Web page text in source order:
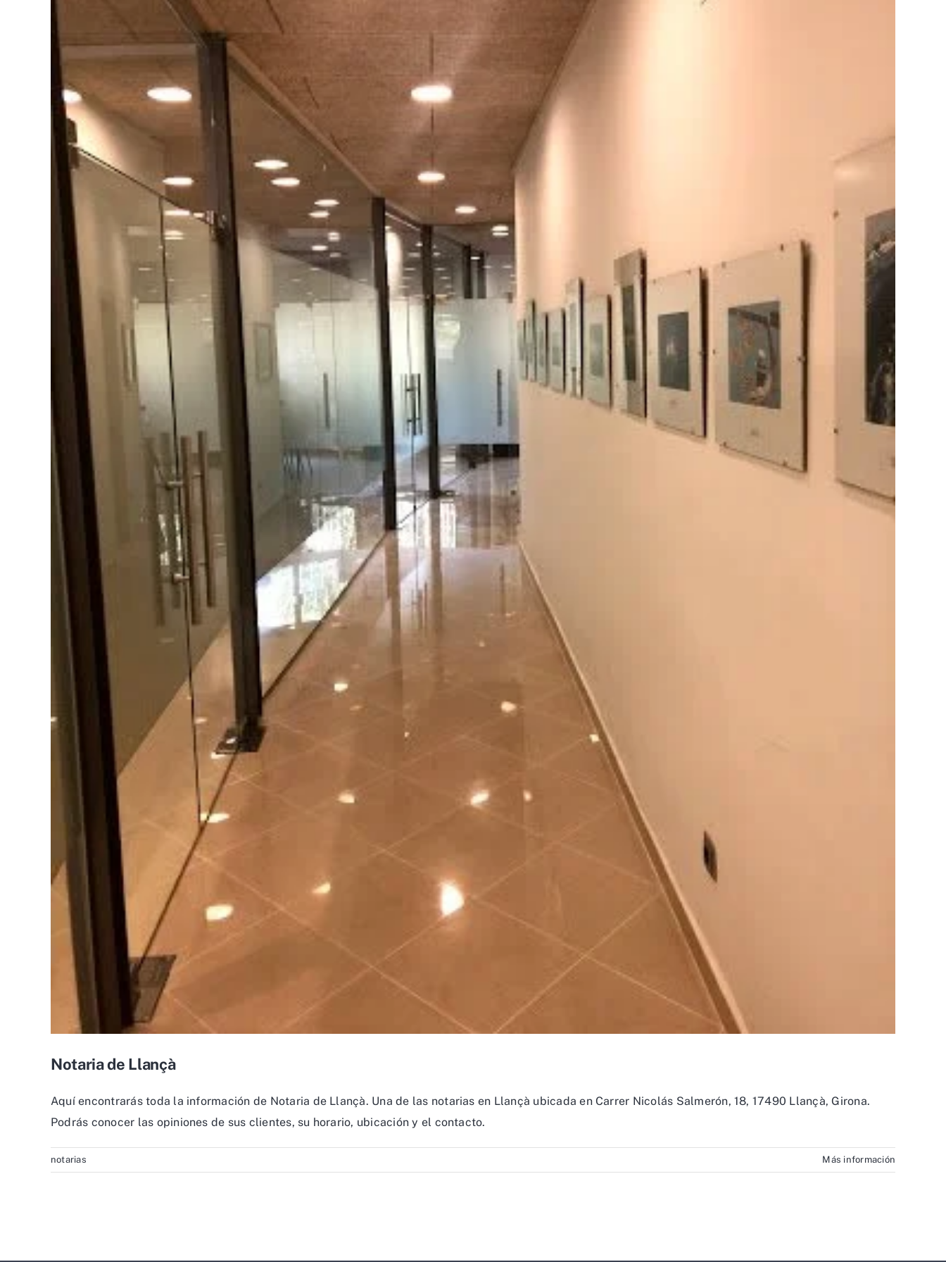
Notaria de Llançà
Aquí encontrarás toda la información de Notaria de Llançà. Una de las notarias en Llançà ubicada en Carrer Nicolás Salmerón, 18, 17490 Llançà, Girona.
Podrás conocer las opiniones de sus clientes, su horario, ubicación y el contacto.
notarias Más información